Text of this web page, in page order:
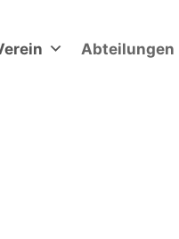
Abteilungen